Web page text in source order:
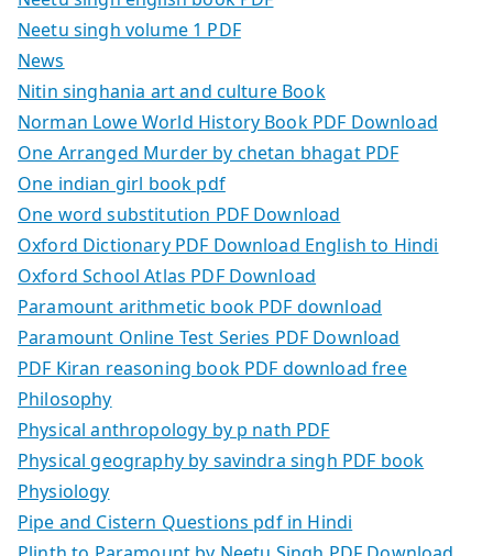
Neetu singh volume 1 PDF
News
Nitin singhania art and culture Book
Norman Lowe World History Book PDF Download
One Arranged Murder by chetan bhagat PDF
One indian girl book pdf
One word substitution PDF Download
Oxford Dictionary PDF Download English to Hindi
Oxford School Atlas PDF Download
Paramount arithmetic book PDF download
Paramount Online Test Series PDF Download
PDF Kiran reasoning book PDF download free
Philosophy
Physical anthropology by p nath PDF
Physical geography by savindra singh PDF book
Physiology
Pipe and Cistern Questions pdf in Hindi